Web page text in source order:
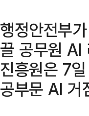
행정안전부
끌 공무원 AI
진흥원은 7
공부문 AI 거